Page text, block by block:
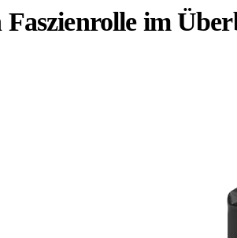
Faszienrolle im